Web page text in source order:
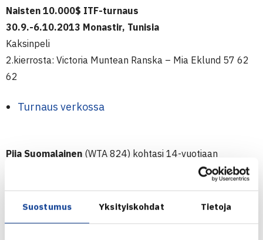
Suostumus Yksityiskohdat Tietoja
Naisten 10.000$ ITF-turnaus
30.9.-6.10.2013 Monastir, Tunisia
Kaksinpeli
2.kierrosta: Victoria Muntean Ranska – Mia Eklund 57 62
62
Turnaus verkossa
Piia Suomalainen (WTA 824) kohtasi 14-vuotiaan
jenkkikarsija Sofia Keninin (ei WTA-rankingia) naisten
kierroksella ja tuli yllätetyksi luvuin 4-6, 0-6. Turnaus
pelataan Hilton Head Islandilla, Etelä-Carolinassa